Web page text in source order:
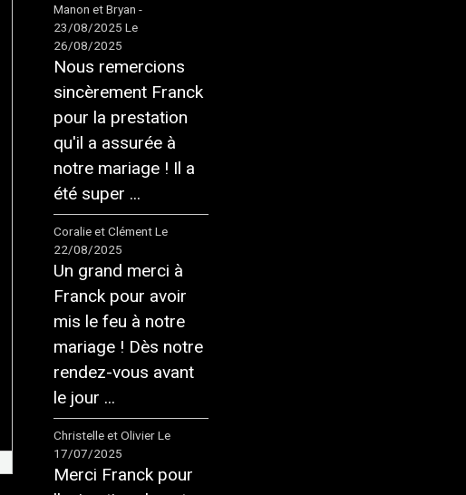
Manon et Bryan -
23/08/2025 Le
26/08/2025
Nous remercions
sincèrement Franck
pour la prestation
qu'il a assurée à
notre mariage ! Il a
été super ...
Coralie et Clément Le
22/08/2025
Un grand merci à
Franck pour avoir
mis le feu à notre
mariage ! Dès notre
rendez-vous avant
le jour ...
Christelle et Olivier Le
17/07/2025
Merci Franck pour